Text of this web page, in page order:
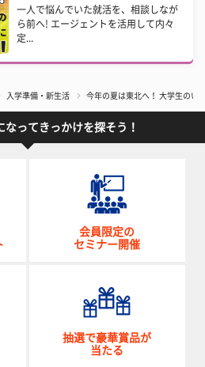
一人で悩んでいた就活を、相談しなが
ら前へ! エージェントを活用して内々
定...
入学準備・新生活 今年の夏は東北へ！ 大学生のい
なってきっかけを探そう！
会員限定の
セミナー開催
抽選で豪華賞品が
当たる